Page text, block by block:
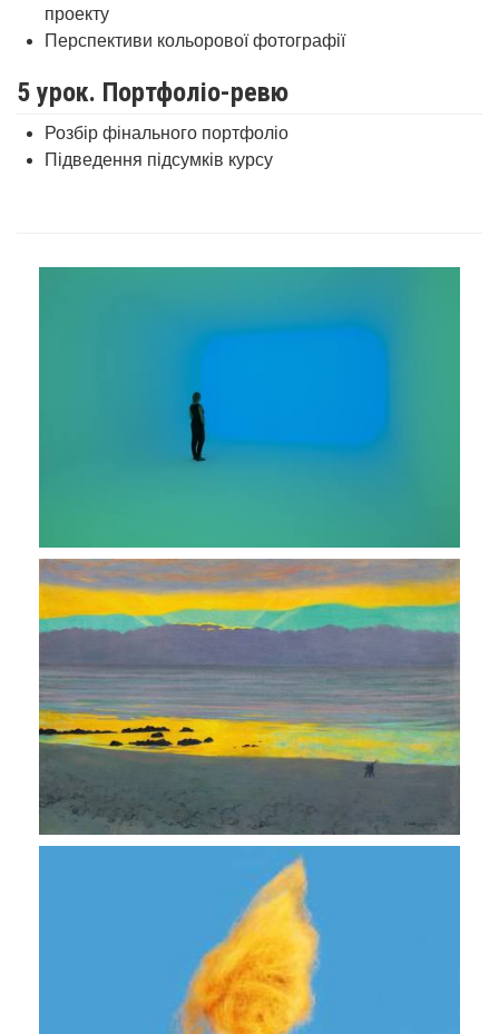
проекту
Перспективи кольорової фотографії
5 урок. Портфоліо-ревю
Розбір фінального портфоліо
Підведення підсумків курсу